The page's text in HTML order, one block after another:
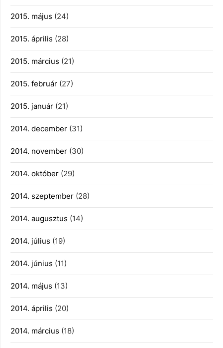
2015. május (24)
2015. április (28)
2015. március (21)
2015. február (27)
2015. január (21)
2014. december (31)
2014. november (30)
2014. október (29)
2014. szeptember (28)
2014. augusztus (14)
2014. július (19)
2014. június (11)
2014. május (13)
2014. április (20)
2014. március (18)